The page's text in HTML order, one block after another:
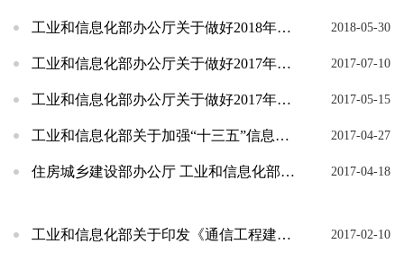
工业和信息化部办公厅关于做好2018年通信建设安全生产工作的通知 2018-05-30
工业和信息化部办公厅关于做好2017年汛期通信建设安全生产工作的通知 2017-07-10
工业和信息化部办公厅关于做好2017年通信建设安全生产工作的通知 2017-05-15
工业和信息化部关于加强“十三五”信息通信业节能减排工作的指导意见 2017-04-27
住房城乡建设部办公厅 工业和信息化部办公厅关于做好通信工程相关资质管理工作的通知 2017-04-18
工业和信息化部关于印发《通信工程建设项目施工招标文件范本》等8个招标文件范本的通知 2017-02-10